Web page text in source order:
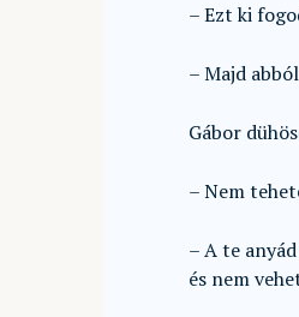
– Ezt ki
– Majd
Gábor
– Nem
– A te
és nem